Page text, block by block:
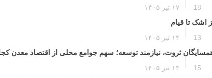
18 ۱۷ تیر ۱۴۰۵
از اشک تا قیام
13 ۱۴ تیر ۱۴۰۵
ثروت، نیازمند توسعه؛ سهم جوامع محلی از اقتصاد معدن
15 ۱۳ تیر ۱۴۰۵